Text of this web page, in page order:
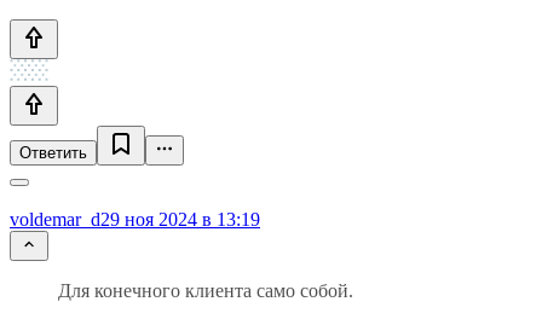
Ответить
voldemar_d29 ноя 2024 в 13:19
Для конечного клиента само собой.